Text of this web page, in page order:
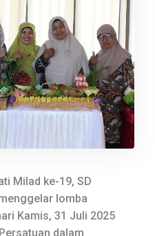
Milad ke-19, SD
lomba
Kamis, 31 Juli 2025
dalam